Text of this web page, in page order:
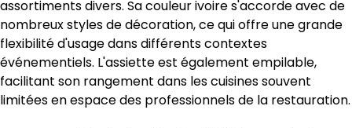
assortiments divers. Sa couleur ivoire s'accorde avec de
nombreux styles de décoration, ce qui offre une grande
flexibilité d'usage dans différents contextes
événementiels. L'assiette est également empilable,
facilitant son rangement dans les cuisines souvent
limitées en espace des professionnels de la restauration.